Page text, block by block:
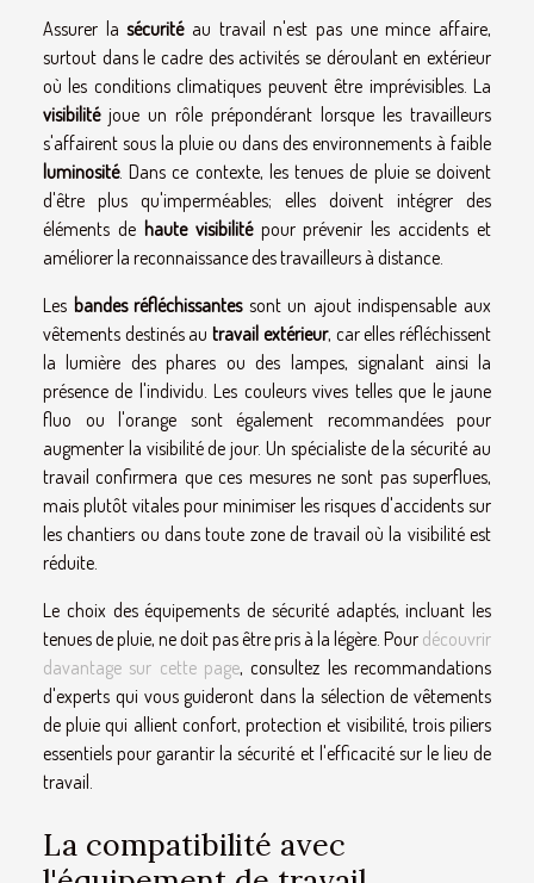
Assurer lasécuritéau travail n'est pas une mince affaire,
surtout dans le cadre des activités se déroulant en extérieur
où les conditions climatiques peuvent être imprévisibles. La
visibilitéjoue un rôle prépondérant lorsque les travailleurs
s'affairent sous la pluie ou dans des environnements à faible
luminosité. Dans ce contexte, les tenues de pluie se doivent
d'être plus qu'imperméables; elles doivent intégrer des
éléments de haute visibilitépour prévenir les accidents et
améliorer la reconnaissance des travailleurs à distance.
Les bandes réfléchissantessont un ajout indispensable aux
vêtements destinés autravail extérieur, car elles réfléchissent
la lumière des phares ou des lampes, signalant ainsi la
présence de l'individu. Les couleurs vives telles que le jaune
fluo ou l'orange sont également recommandées pour
augmenter la visibilité de jour. Un spécialiste de la sécurité au
travail confirmera que ces mesures ne sont pas superflues,
mais plutôt vitales pour minimiser les risques d'accidents sur
les chantiers ou dans toute zone de travail où la visibilité est
réduite.
Le choix des équipements de sécurité adaptés, incluant les
tenues de pluie, ne doit pas être pris à la légère. Pour découvrir
davantage sur cette page, consultez les recommandations
d'experts qui vous guideront dans la sélection de vêtements
de pluie qui allient confort, protection et visibilité, trois piliers
essentiels pour garantir la sécurité et l'efficacité sur le lieu de
travail.
La compatibilité avec